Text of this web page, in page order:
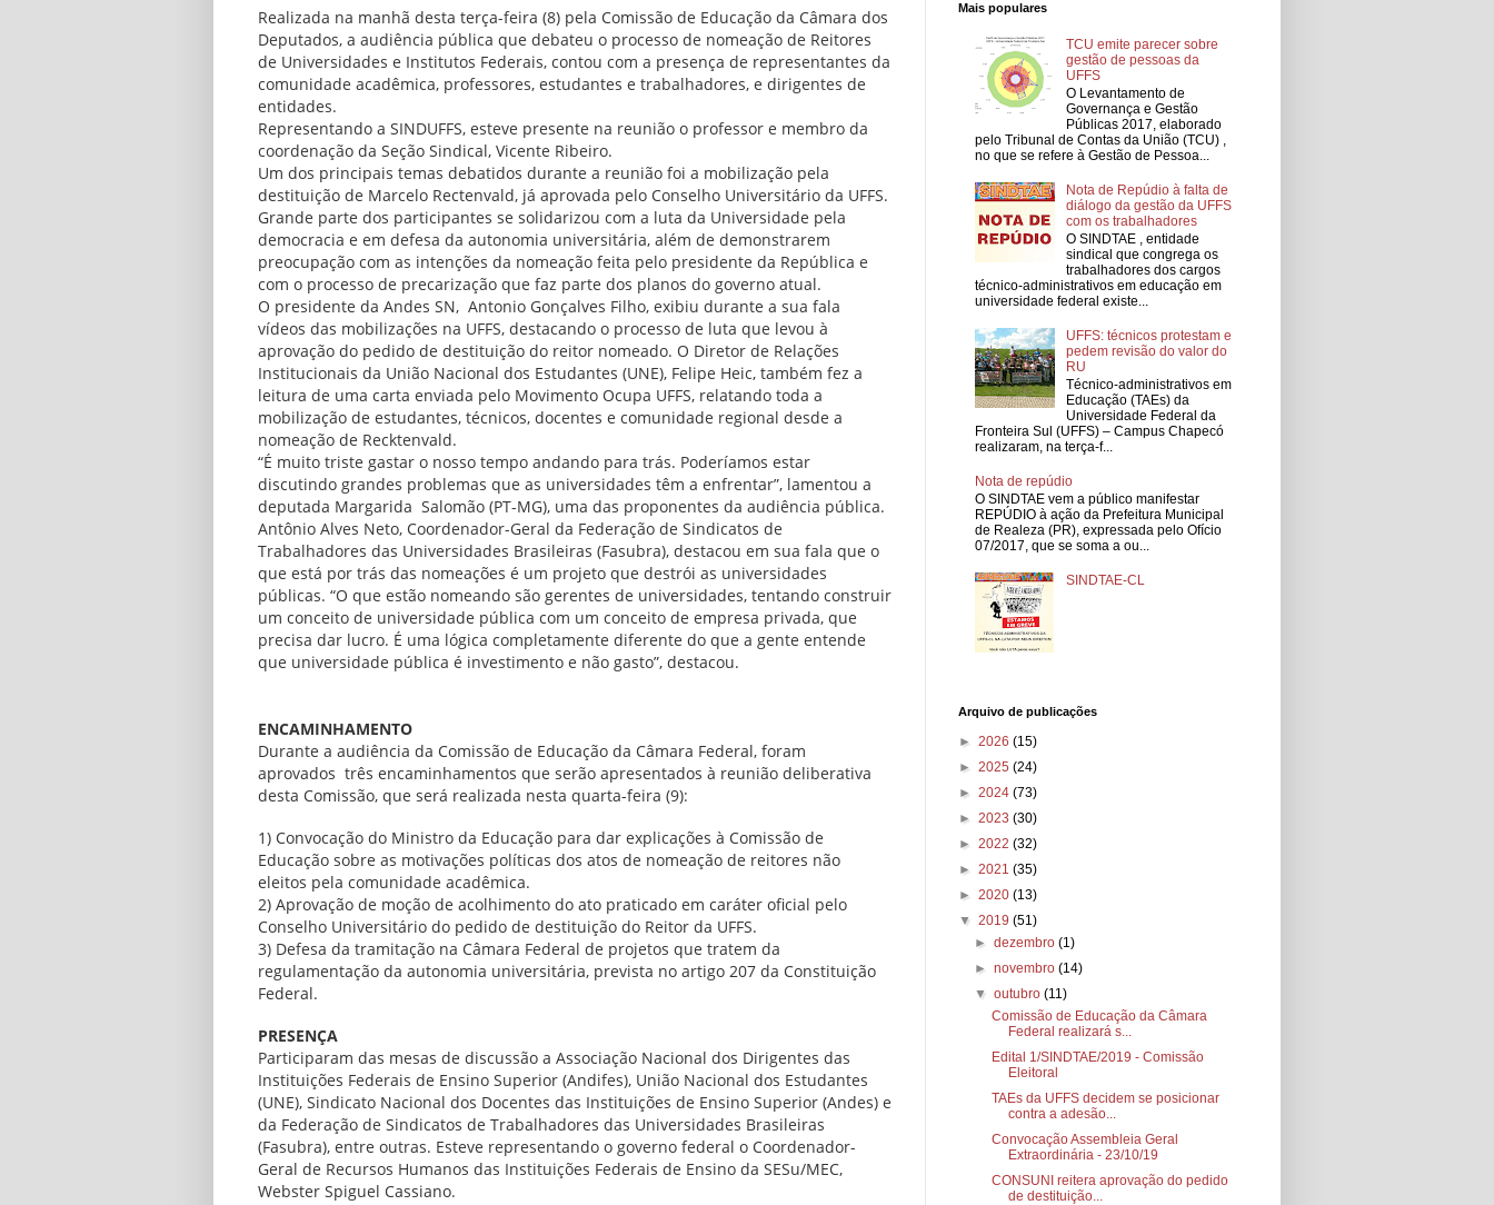
Realizada na manhã desta terça-feira (8) pela Comissão de Educação da Câmara dos
Deputados, a audiência pública que debateu o processo de nomeação de Reitores
de Universidades e Institutos Federais, contou com a presença de representantes da
comunidade acadêmica, professores, estudantes e trabalhadores, e dirigentes de
entidades.
Representando a SINDUFFS, esteve presente na reunião o professor e membro da
coordenação da Seção Sindical, Vicente Ribeiro.
Um dos principais temas debatidos durante a reunião foi a mobilização pela
destituição de Marcelo Rectenvald, já aprovada pelo Conselho Universitário da UFFS.
Grande parte dos participantes se solidarizou com a luta da Universidade pela
democracia e em defesa da autonomia universitária, além de demonstrarem
preocupação com as intenções da nomeação feita pelo presidente da República e
com o processo de precarização que faz parte dos planos do governo atual.
O presidente da Andes SN, Antonio Gonçalves Filho, exibiu durante a sua fala
vídeos das mobilizações na UFFS, destacando o processo de luta que levou à
aprovação do pedido de destituição do reitor nomeado. O Diretor de Relações
Institucionais da União Nacional dos Estudantes (UNE), Felipe Heic, também fez a
leitura de uma carta enviada pelo Movimento Ocupa UFFS, relatando toda a
mobilização de estudantes, técnicos, docentes e comunidade regional desde a
nomeação de Recktenvald.
“É muito triste gastar o nosso tempo andando para trás. Poderíamos estar
discutindo grandes problemas que as universidades têm a enfrentar”, lamentou a
deputada Margarida Salomão (PT-MG), uma das proponentes da audiência pública.
Antônio Alves Neto, Coordenador-Geral da Federação de Sindicatos de
Trabalhadores das Universidades Brasileiras (Fasubra), destacou em sua fala que o
que está por trás das nomeações é um projeto que destrói as universidades
públicas. “O que estão nomeando são gerentes de universidades, tentando construir
um conceito de universidade pública com um conceito de empresa privada, que
precisa dar lucro. É uma lógica completamente diferente do que a gente entende
que universidade pública é investimento e não gasto”, destacou.
ENCAMINHAMENTO
Durante a audiência da Comissão de Educação da Câmara Federal, foram
aprovados três encaminhamentos que serão apresentados à reunião deliberativa
desta Comissão, que será realizada nesta quarta-feira (9):
1) Convocação do Ministro da Educação para dar explicações à Comissão de
Educação sobre as motivações políticas dos atos de nomeação de reitores não
eleitos pela comunidade acadêmica.
2) Aprovação de moção de acolhimento do ato praticado em caráter oficial pelo
Conselho Universitário do pedido de destituição do Reitor da UFFS.
3) Defesa da tramitação na Câmara Federal de projetos que tratem da
regulamentação da autonomia universitária, prevista no artigo 207 da Constituição
Federal.
PRESENÇA
Participaram das mesas de discussão a Associação Nacional dos Dirigentes das
Instituições Federais de Ensino Superior (Andifes), União Nacional dos Estudantes
(UNE), Sindicato Nacional dos Docentes das Instituições de Ensino Superior (Andes) e
da Federação de Sindicatos de Trabalhadores das Universidades Brasileiras
(Fasubra), entre outras. Esteve representando o governo federal o Coordenador-
Geral de Recursos Humanos das Instituições Federais de Ensino da SESu/MEC,
Webster Spiguel Cassiano.
Mais populares
TCU emite parecer sobre
gestão de pessoas da
UFFS
O Levantamento de
Governança e Gestão
Públicas 2017, elaborado
pelo Tribunal de Contas da União (TCU) ,
no que se refere à Gestão de Pessoa...
Nota de Repúdio à falta de
diálogo da gestão da UFFS
com os trabalhadores
O SINDTAE , entidade
sindical que congrega os
trabalhadores dos cargos
técnico-administrativos em educação em
universidade federal existe...
UFFS: técnicos protestam e
pedem revisão do valor do
RU
Técnico-administrativos em
Educação (TAEs) da
Universidade Federal da
Fronteira Sul (UFFS) – Campus Chapecó
realizaram, na terça-f...
Nota de repúdio
O SINDTAE vem a público manifestar
REPÚDIO à ação da Prefeitura Municipal
de Realeza (PR), expressada pelo Ofício
07/2017, que se soma a ou...
SINDTAE-CL
Arquivo de publicações
► 2026 (15)
► 2025 (24)
► 2024 (73)
► 2023 (30)
► 2022 (32)
► 2021 (35)
► 2020 (13)
▼ 2019 (51)
►dezembro(1)
►novembro(14)
▼outubro(11)
Comissão de Educação da Câmara
Federal realizará s...
Edital 1/SINDTAE/2019 - Comissão
Eleitoral
TAEs da UFFS decidem se posicionar
contra a adesão...
Convocação Assembleia Geral
Extraordinária - 23/10/19
CONSUNI reitera aprovação do pedido
de destituição...